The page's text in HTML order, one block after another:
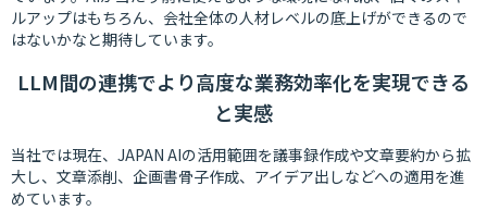
ルアップはもちろん、会社全体の人材レベルの底上げができるので
はないかなと期待しています。
LLM間の連携でより高度な業務効率化を実現できる
と実感
当社では現在、JAPAN AIの活用範囲を議事録作成や文章要約から拡
大し、文章添削、企画書骨子作成、アイデア出しなどへの適用を進
めています。